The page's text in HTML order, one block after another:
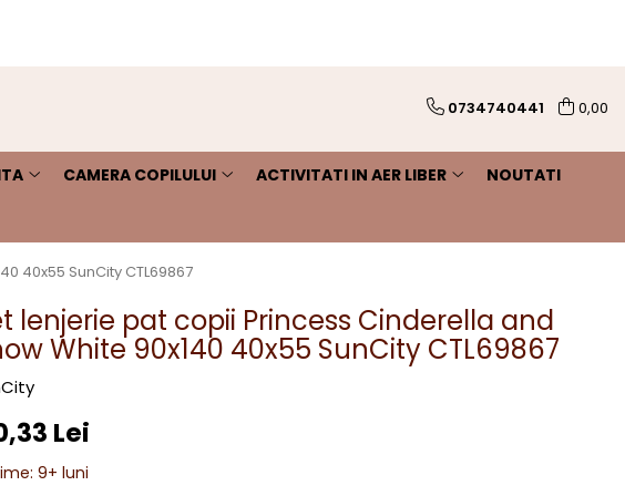
0734740441 0,00
CAMERA COPILULUI ACTIVITATI IN AER LIBER NOUTATI
40x55 SunCity CTL69867
lenjerie pat copii Princess Cinderella and
White 90x140 40x55 SunCity CTL69867
Lei
:9+ luni